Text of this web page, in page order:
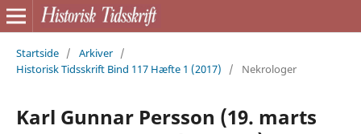
Startside / Arkiver /
Historisk Tidsskrift Bind 117 Hæfte 1 (2017)
/ Nekrologer
Karl Gunnar Persson (19. marts